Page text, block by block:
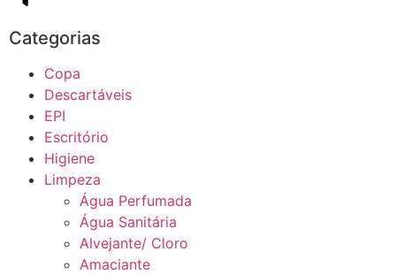
Categorias
Copa
Descartáveis
EPI
Escritório
Higiene
Limpeza
Água Perfumada
Água Sanitária
Alvejante/ Cloro
Amaciante